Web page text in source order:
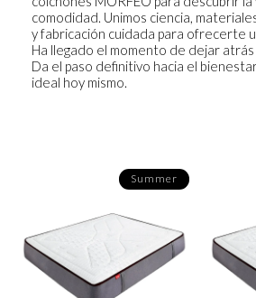
comodidad. Unimos ciencia,
y fabricación cuidada para ofrecerte
Ha llegado el momento de dejar
Da el paso definitivo hacia el
ideal hoy mismo.
Summer